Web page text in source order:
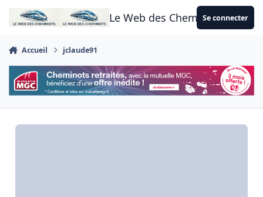
Aller au contenu
Le Web des CheminotsSe connecter
Accueil jclaude91